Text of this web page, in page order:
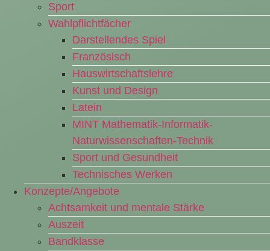
Sport
Wahlpflichtfächer
Darstellendes Spiel
Französisch
Hauswirtschaftslehre
Kunst und Design
Latein
MINT Mathematik-Informatik-
Naturwissenschaften-Technik
Sport und Gesundheit
Technisches Werken
Konzepte/Angebote
Achtsamkeit und mentale Stärke
Auszeit
Bandklasse